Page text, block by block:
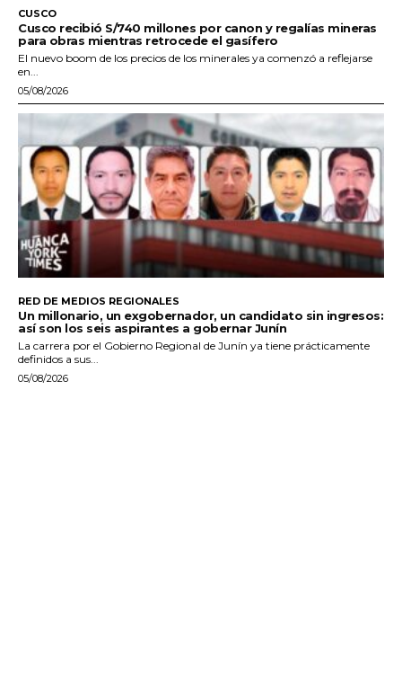
CUSCO
Cusco recibió S/740 millones por canon y regalías mineras
para obras mientras retrocede el gasífero
El nuevo boom de los precios de los minerales ya comenzó a reflejarse
en...
05/08/2026
RED DE MEDIOS REGIONALES
Un millonario, un exgobernador, un candidato sin ingresos:
así son los seis aspirantes a gobernar Junín
La carrera por el Gobierno Regional de Junín ya tiene prácticamente
definidos a sus...
05/08/2026